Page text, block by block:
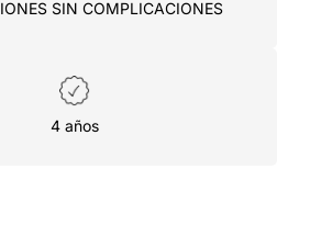
SIN COMPLICACIONES
4 años